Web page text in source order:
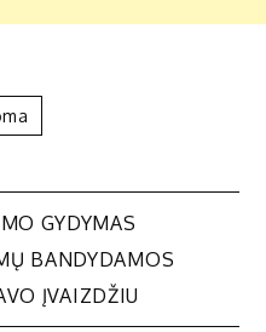
GYDYMAS
BANDYDAMOS
ĮVAIZDŽIU